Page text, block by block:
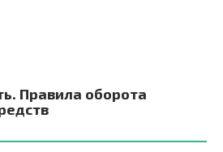
Правила оборота